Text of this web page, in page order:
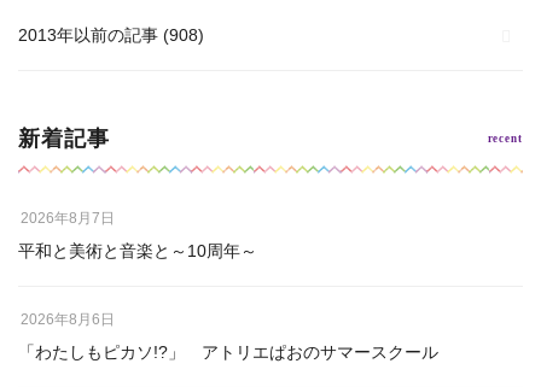
2013年以前の記事 (908)
新着記事
平和と美術と音楽と～10周年～
2026年8月7日
「わたしもピカソ!?」 アトリエぱおのサマースクール
2026年8月6日